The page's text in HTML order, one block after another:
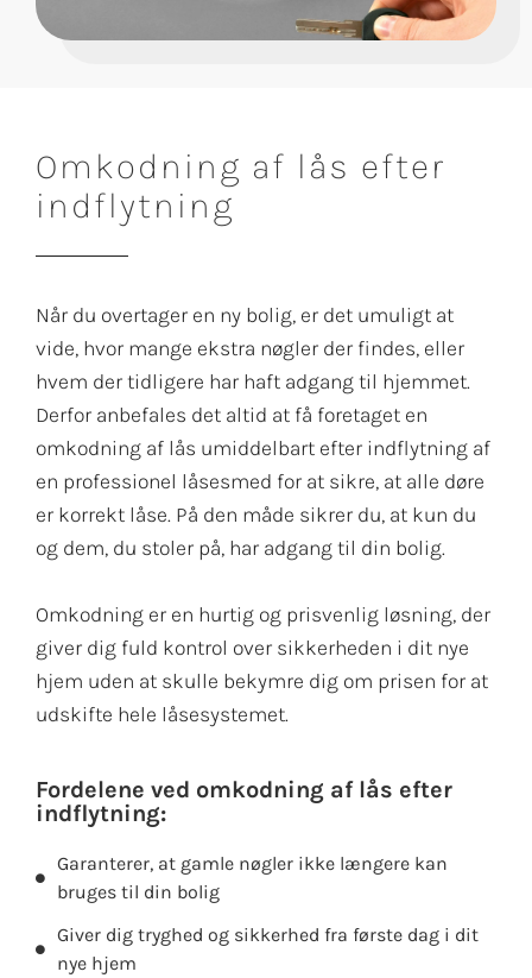
Omkodning af lås efter
indflytning
Når du overtager en ny bolig, er det umuligt at
vide, hvor mange ekstra nøgler der findes, eller
hvem der tidligere har haft adgang til hjemmet.
Derfor anbefales det altid at få foretaget en
omkodning af lås umiddelbart efter indflytning af
en professionel låsesmed for at sikre, at alle døre
er korrekt låse. På den måde sikrer du, at kun du
og dem, du stoler på, har adgang til din bolig.
Omkodning er en hurtig og prisvenlig løsning, der
giver dig fuld kontrol over sikkerheden i dit nye
hjem uden at skulle bekymre dig om prisen for at
udskifte hele låsesystemet.
Fordelene ved omkodning af lås efter
indflytning:
Garanterer, at gamle nøgler ikke længere kan
bruges til din bolig
Giver dig tryghed og sikkerhed fra første dag i dit
nye hjem